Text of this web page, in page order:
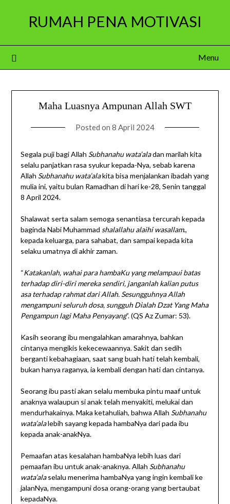
RUMAH PENA MOTIVASI
Menu
Maha Luasnya Ampunan Allah SWT
Posted on 8 April 2024
Segala puji bagi Allah Subhanahu wata’aladan marilah kita
selalu panjatkan rasa syukur kepada-Nya, sebab karena
Allah Subhanahu wata’alakita bisa menjalankan ibadah yang
mulia ini, yaitu bulan Ramadhan di hari ke-28, Senin tanggal
8 April 2024.
Shalawat serta salam semoga senantiasa tercurah kepada
baginda Nabi Muhammad shalallahu alaihi wasallam.,
kepada keluarga, para sahabat, dan sampai kepada kita
selaku umatnya di akhir zaman.
“Katakanlah, wahai para hambaKu yang melampaui batas
terhadap diri-diri mereka sendiri, janganlah kalian putus
asa terhadap rahmat dari Allah. Sesungguhnya Allah
mengampuni seluruh dosa, sungguh Dialah Dzat Yang Maha
Pengampun lagi Maha Penyayang”. (QS Az Zumar: 53).
Kasih seorang ibu mengalahkan amarahnya, bahkan
cintanya mengikis kekecewaannya. Sakit dan sedih
berganti kebahagiaan, saat sang buah hati telah kembali,
bukan hanya raganya, ia kembali dengan hati dan cintanya.
Seorang ibu pasti akan selalu membuka pintu maaf untuk
anaknya walaupun si anak telah menyakiti, melukai dan
mendurhakainya. Maka ketahuliah, bahwa Allah Subhanahu
wata’alalebih sayang kepada hambaNya dari pada ibu
kepada anak-anakNya.
Pemaafan atas kesalahan hambaNya lebih luas dari
pemaafan ibu untuk anak-anaknya. Allah Subhanahu
wata’alaselalu menerima hambaNya yang ingin kembali ke
jalanNya, mengampuni dosa orang-orang yang bertaubat
kepadaNya.